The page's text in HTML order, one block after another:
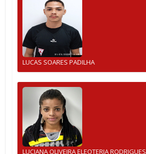
LUCAS SOARES PADILHA
LUCIANA OLIVEIRA ELEOTERIA RODRIGUES